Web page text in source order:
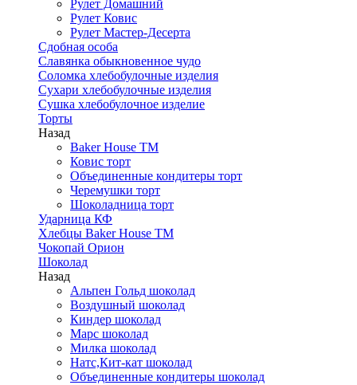
Рулет Домашний
Рулет Ковис
Рулет Мастер-Десерта
Сдобная особа
Славянка обыкновенное чудо
Соломка хлебобулочные изделия
Сухари хлебобулочные изделия
Сушка хлебобулочное изделие
Торты
Назад
Baker House ТМ
Ковис торт
Объединенные кондитеры торт
Черемушки торт
Шоколадница торт
Ударница КФ
Хлебцы Baker House ТМ
Чокопай Орион
Шоколад
Назад
Альпен Гольд шоколад
Воздушный шоколад
Киндер шоколад
Марс шоколад
Милка шоколад
Натс,Кит-кат шоколад
Объединенные кондитеры шоколад